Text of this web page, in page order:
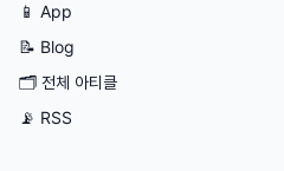
📱 App
📝 Blog
🗂 전체 아티클
📡 RSS